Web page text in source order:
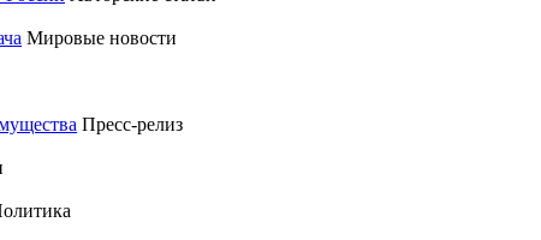
Мировые новости
Пресс-релиз